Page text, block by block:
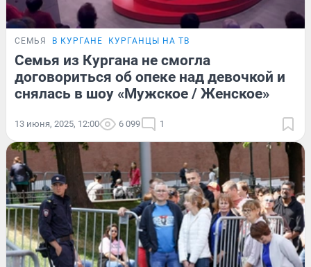
СЕМЬЯ В КУРГАНЕ КУРГАНЦЫ НА ТВ
Семья из Кургана не смогла
договориться об опеке над девочкой и
снялась в шоу «Мужское / Женское»
13 июня, 2025, 12:00 6 099 1